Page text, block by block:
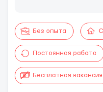
Без опыта
Постоянная работа
Бесплатная вакансия